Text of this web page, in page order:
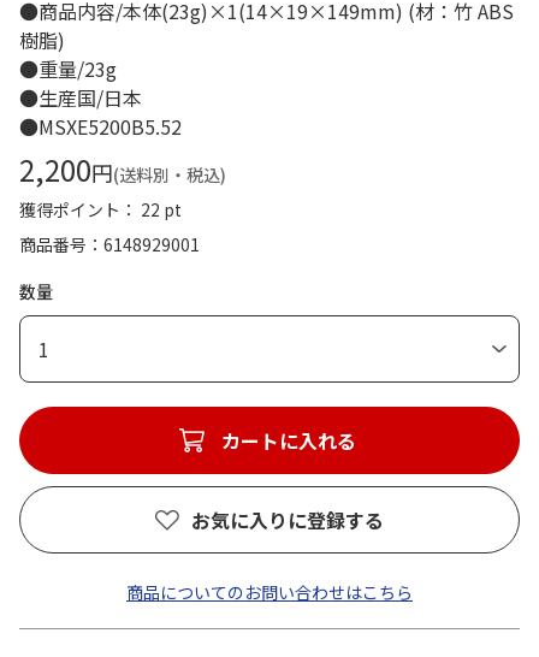
●商品内容/本体(23g)×1(14×19×149mm) (材：竹 ABS
樹脂)
●重量/23g
●生産国/日本
●MSXE5200B5.52
2,200円(送料別・税込)
獲得ポイント： 22 pt
商品番号
6148929001
数量
1
カートに入れる
お気に入りに登録する
商品についてのお問い合わせはこちら